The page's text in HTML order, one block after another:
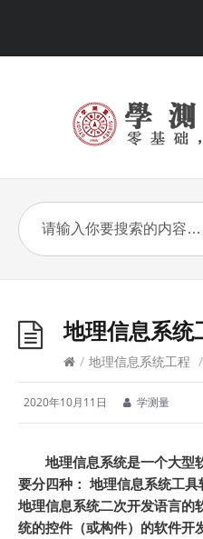
地理信息系统
/ 地理信息系统工程 /
2020年10月11日 学测量
地理信息系统是一个大型
要分四种： 地理信息系统工
地理信息系统二次开发语言的
统的控件（或构件）的软件开